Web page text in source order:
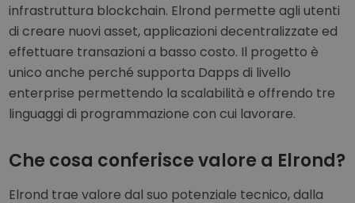
infrastruttura blockchain. Elrond permette agli utenti
di creare nuovi asset, applicazioni decentralizzate ed
effettuare transazioni a basso costo. Il progetto è
unico anche perché supporta Dapps di livello
enterprise permettendo la scalabilità e offrendo tre
linguaggi di programmazione con cui lavorare.
Che cosa conferisce valore a Elrond?
Elrond trae valore dal suo potenziale tecnico, dalla